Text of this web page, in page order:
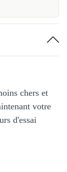
chers et
votre
d'essai